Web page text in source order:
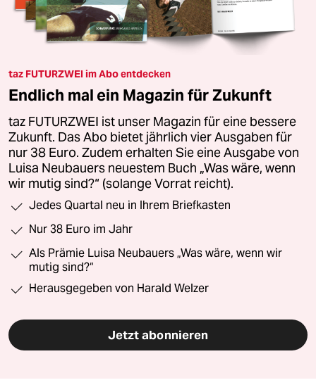
taz FUTURZWEI im Abo entdecken
Endlich mal ein Magazin für Zukunft
taz FUTURZWEI ist unser Magazin für eine bessere
Zukunft. Das Abo bietet jährlich vier Ausgaben für
nur 38 Euro. Zudem erhalten Sie eine Ausgabe von
Luisa Neubauers neuestem Buch „Was wäre, wenn
wir mutig sind?“ (solange Vorrat reicht).
Jedes Quartal neu in Ihrem Briefkasten
Nur 38 Euro im Jahr
Als Prämie Luisa Neubauers „Was wäre, wenn wir
mutig sind?“
Herausgegeben von Harald Welzer
Jetzt abonnieren